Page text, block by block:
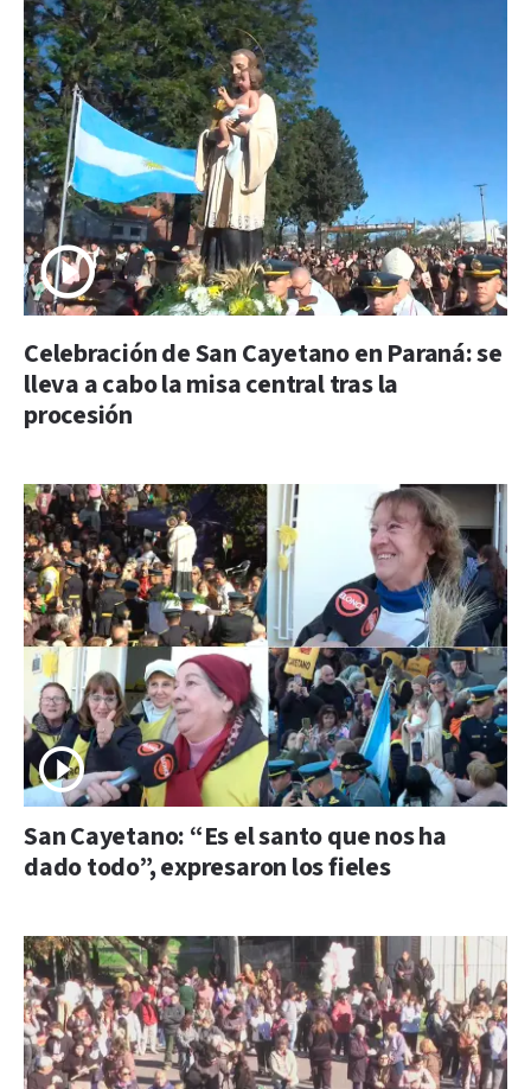
Celebración de San Cayetano en Paraná: se
lleva a cabo la misa central tras la
procesión
San Cayetano: “Es el santo que nos ha
dado todo”, expresaron los fieles